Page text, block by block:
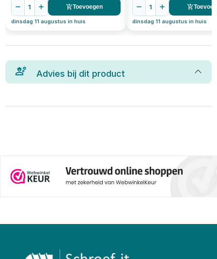
1 Toevoegen
dinsdag 11 augustus in huis
1
dinsdag 11 augustus in huis
Advies bij dit product